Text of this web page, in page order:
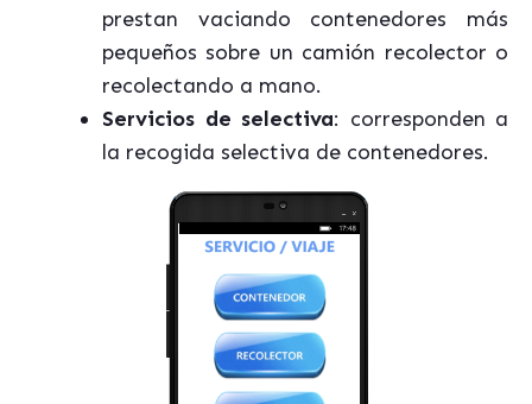
prestan vaciando contenedores más
pequeños sobre un camión recolector o
recolectando a mano.
Servicios de selectiva: corresponden a
la recogida selectiva de contenedores.